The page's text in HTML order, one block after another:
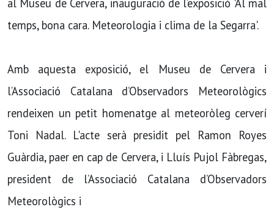
al Museu de Cervera, inauguració de l’exposició 'Al mal
temps, bona cara. Meteorologia i clima de la Segarra'.
Amb aquesta exposició, el Museu de Cervera i
l’Associació Catalana d’Observadors Meteorològics
rendeixen un petit homenatge al meteoròleg cerverí
Toni Nadal. L'acte serà presidit pel Ramon Royes
Guàrdia, paer en cap de Cervera, i Lluís Pujol Fàbregas,
president de l’Associació Catalana d’Observadors
Meteorològics i